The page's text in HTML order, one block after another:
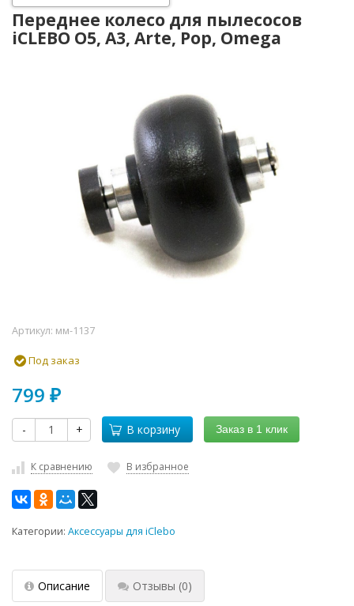
Переднее колесо для пылесосов
iCLEBO O5, A3, Arte, Pop, Omega
Артикул: мм-1137
Под заказ
799 ₽
- + В корзину Заказ в 1 клик
К сравнению В избранное
Категории: Аксессуары для iClebo
Описание Отзывы (0)